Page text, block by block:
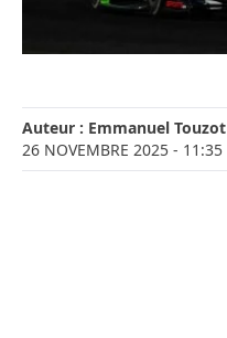
Auteur : Emmanuel Touzot
26 NOVEMBRE 2025 - 11:35